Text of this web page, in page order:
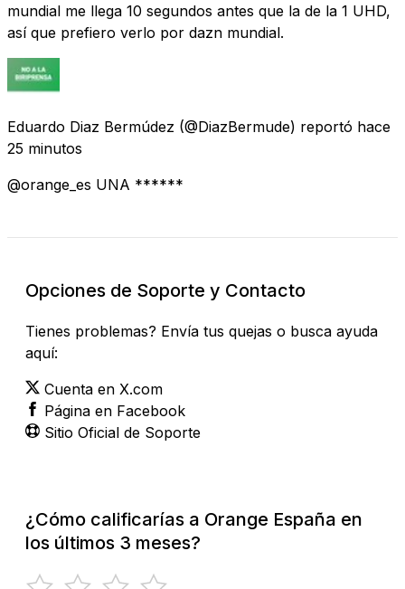
mundial me llega 10 segundos antes que la de la 1 UHD,
así que prefiero verlo por dazn mundial.
Eduardo Diaz Bermúdez (@DiazBermude) reportó hace
25 minutos
@orange_es UNA ******
Opciones de Soporte y Contacto
Tienes problemas? Envía tus quejas o busca ayuda
aquí:
Cuenta en X.com
Página en Facebook
Sitio Oficial de Soporte
¿Cómo calificarías a Orange España en
los últimos 3 meses?